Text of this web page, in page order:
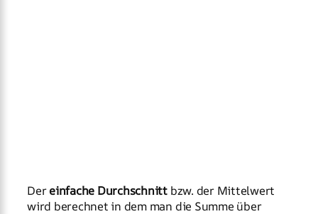
Dereinfache Durchschnitt bzw. der Mittelwert
wird berechnet in dem man die Summe über